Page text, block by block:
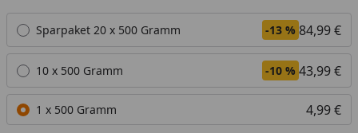
Widerrufs- und Rückgaberecht ist für dieses Produkt
nicht gültig.
Alle anzeigen (3)
Sparpaket 20 x 500 Gramm -13 % 84,99 €
10 x 500 Gramm -10 % 43,99 €
1 x 500 Gramm 4,99 €